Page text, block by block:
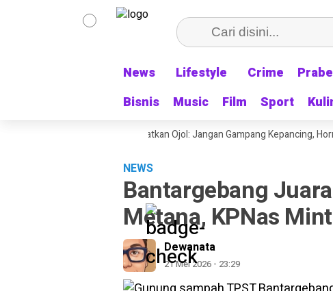
News Lifestyle Crime
Bisnis
Music Film Sport
News Lifestyle Crime
Bisnis
Music Film Sport
ke- 81 Sekjen PATRA Ingatkan Ojol: Jangan Gampang Kepancing, Hormati
NEWS
Bantargebang
Metana, KPNas
Dewanata
21 Mei 2026 - 23:29